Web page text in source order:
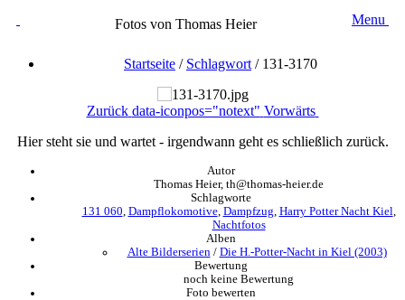
Fotos von Thomas Heier Menu
Startseite / Schlagwort / 131-3170
Zurück data-iconpos="notext" Vorwärts
Hier steht sie und wartet - irgendwann geht es schließlich zurück.
Autor
Thomas Heier, th@thomas-heier.de
Schlagworte
131 060 Dampflokomotive, Dampfzug Harry Potter Nacht Kiel
Nachtfotos
Alben
Alte Bilderserien / Die H.-Potter-Nacht in Kiel (2003)
Bewertung
noch keine Bewertung
Foto bewerten